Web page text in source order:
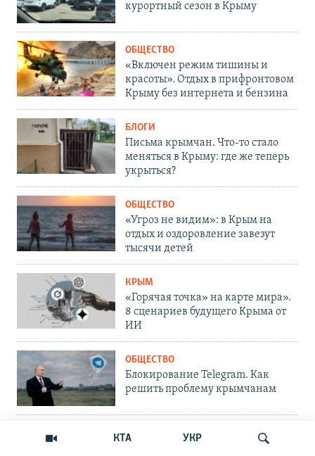
КТА УКР
курортный сезон в Крыму
ОБЩЕСТВО
«Включен режим тишины и
красоты». Отдых в прифронтовом
Крыму без интернета и бензина
БЛОГИ
Письма крымчан. Что-то стало
меняться в Крыму: где же теперь
укрыться?
ОБЩЕСТВО
«Угроз не видим»: в Крым на
отдых и оздоровление завезут
тысячи детей
КРЫМ
«Горячая точка» на карте мира».
8 сценариев будущего Крыма от
ИИ
ОБЩЕСТВО
Блокирование Telegram. Как
решить проблему крымчанам
ОБЩЕСТВО